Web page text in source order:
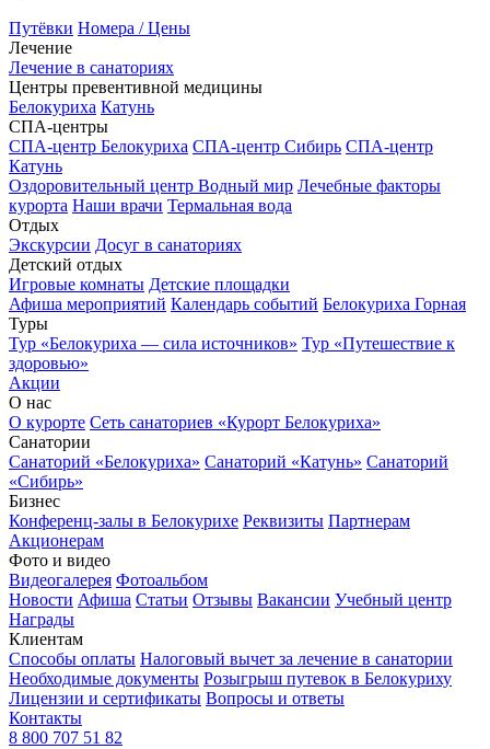
Путёвки Номера / Цены
Лечение
Лечение в санаториях
Центры превентивной медицины
Белокуриха Катунь
СПА-центры
СПА-центр Белокуриха СПА-центр Сибирь СПА-центр
Катунь
Оздоровительный центр Водный мир Лечебные факторы
курорта Наши врачи Термальная вода
Отдых
Экскурсии Досуг в санаториях
Детский отдых
Игровые комнаты Детские площадки
Афиша мероприятий Календарь событий Белокуриха Горная
Туры
Тур «Белокуриха — сила источников» Тур «Путешествие к
здоровью»
Акции
О нас
О курорте Сеть санаториев «Курорт Белокуриха»
Санатории
Санаторий «Белокуриха» Санаторий «Катунь» Санаторий
«Сибирь»
Бизнес
Конференц-залы в Белокурихе Реквизиты Партнерам
Акционерам
Фото и видео
Видеогалерея Фотоальбом
Новости Афиша Статьи Отзывы Вакансии Учебный центр
Награды
Клиентам
Способы оплаты Налоговый вычет за лечение в санатории
Необходимые документы Розыгрыш путевок в Белокуриху
Лицензии и сертификаты Вопросы и ответы
Контакты
8 800 707 51 82